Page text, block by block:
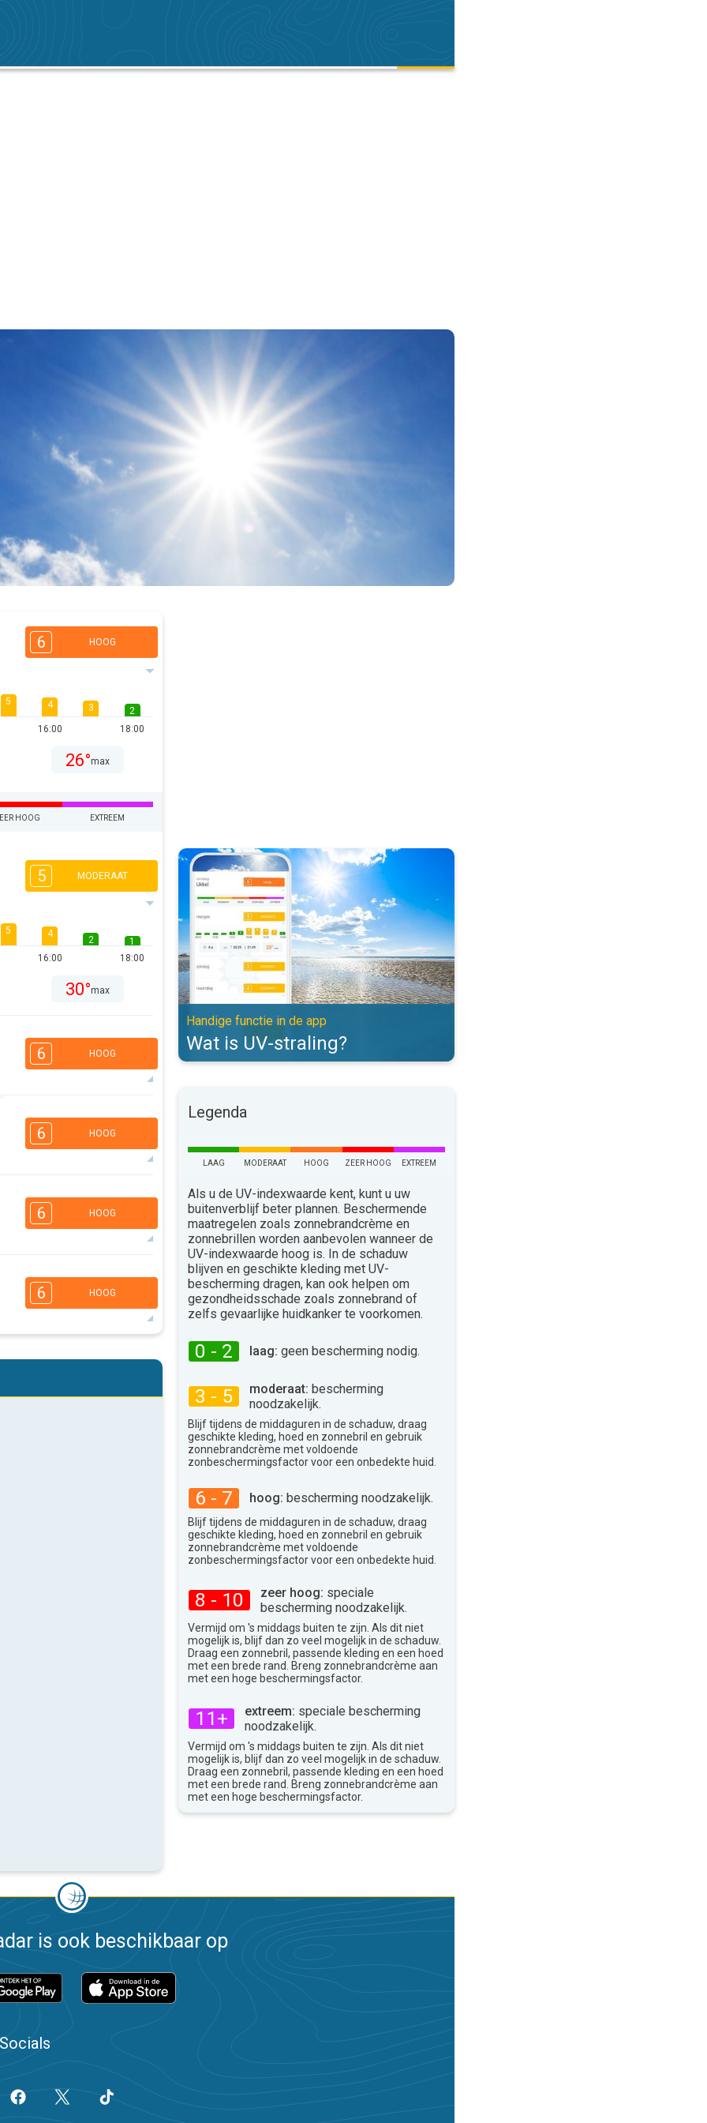
6 HOOG
5 4
16:00
3
2
18:00
26°max
HOOG EXTREEM
5 MODERAAT
5 4
16:00
2
1
18:00
30°max
6 HOOG
16:00
3
2
28°
6 HOOG
16:00
3
2
25°
6 HOOG
16:00
3
2
29°
6 HOOG
3
2
Wat is UV-straling?. Handige functie in de app. . .
Handige functie in de app
Wat is UV-straling?
Legenda
LAAG MODERAAT HOOG ZEER HOOG EXTREEM
Als u de UV-indexwaarde kent, kunt u uw
buitenverblijf beter plannen. Beschermende
maatregelen zoals zonnebrandcrème en
zonnebrillen worden aanbevolen wanneer de
UV-indexwaarde hoog is. In de schaduw
blijven en geschikte kleding met UV-
bescherming dragen, kan ook helpen om
gezondheidsschade zoals zonnebrand of
zelfs gevaarlijke huidkanker te voorkomen.
0 - 2 laag: geen bescherming nodig.
3 - 5 moderaat: bescherming
noodzakelijk.
Blijf tijdens de middaguren in de schaduw, draag
geschikte kleding, hoed en zonnebril en gebruik
zonnebrandcrème met voldoende
zonbeschermingsfactor voor een onbedekte huid.
6 - 7 hoog: bescherming noodzakelijk.
Blijf tijdens de middaguren in de schaduw, draag
geschikte kleding, hoed en zonnebril en gebruik
zonnebrandcrème met voldoende
zonbeschermingsfactor voor een onbedekte huid.
8 - 10 zeer hoog: speciale
bescherming noodzakelijk.
Vermijd om 's middags buiten te zijn. Als dit niet
mogelijk is, blijf dan zo veel mogelijk in de schaduw.
Draag een zonnebril, passende kleding en een hoed
met een brede rand. Breng zonnebrandcrème aan
met een hoge beschermingsfactor.
11+ extreem: speciale bescherming
noodzakelijk.
Vermijd om 's middags buiten te zijn. Als dit niet
mogelijk is, blijf dan zo veel mogelijk in de schaduw.
Draag een zonnebril, passende kleding en een hoed
met een brede rand. Breng zonnebrandcrème aan
met een hoge beschermingsfactor.
is ook beschikbaar op
Socials